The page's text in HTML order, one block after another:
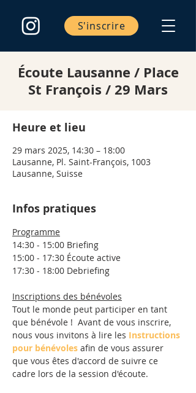
S'inscrire
Écoute Lausanne / Place
St François / 29 Mars
Heure et lieu
29 mars 2025, 14:30 – 18:00
Lausanne, Pl. Saint-François, 1003
Lausanne, Suisse
Infos pratiques
Programme
14:30 - 15:00 Briefing
15:00 - 17:30 Écoute active
17:30 - 18:00 Debriefing
Inscriptions des bénévoles
Tout le monde peut participer en tant
que bénévole !  Avant de vous inscrire,
nous vous invitons à lire les Instructions
pour bénévoles afin de vous assurer
que vous êtes d'accord de suivre ce
cadre lors de la session d'écoute.